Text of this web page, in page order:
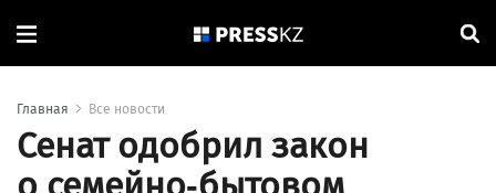
Главная Все новости
Сенат одобрил закон